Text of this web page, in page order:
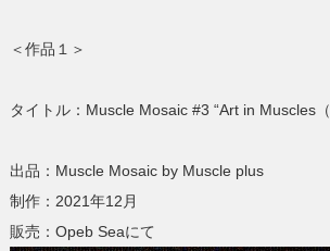
＜作品１＞
タイトル：Muscle Mosaic #3 “Art in Muscles（
出品：Muscle Mosaic by Muscle plus
制作：2021年12月
販売：Opeb Seaにて